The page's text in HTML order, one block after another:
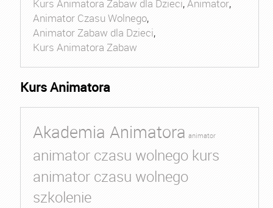
Kurs Animatora Zabaw dla Dzieci,Animator,
Animator Czasu Wolnego,
Animator Zabaw dla Dzieci,
Kurs Animatora Zabaw
Kurs Animatora
Akademia Animatora animator
animator czasu wolnego kurs
animator czasu wolnego
szkolenie